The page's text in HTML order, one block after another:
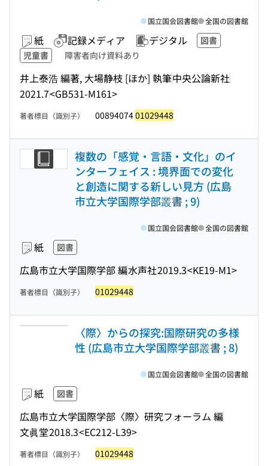
紙 記録メディア デジタル
図書
児童書
障害者向け資料あり
井上泰浩 編著, 大場静枝 [ほか] 執筆中央公論新社
2021.7<GB531-M161>
国立国会図書館 全国の図書館
著者標目（識別子） 0089407401029448
複数の「感覚・言語・文化」のイ
ンターフェイス : 境界面での変化
と創造に関する新しい見方 (広島
市立大学国際学部叢書 ; 9)
紙 図書
広島市立大学国際学部 編水声社2019.3<KE19-M1>
国立国会図書館 全国の図書館
著者標目（識別子） 01029448
〈際〉からの探究:国際研究の多様
性 (広島市立大学国際学部叢書 ; 8)
紙 図書
広島市立大学国際学部〈際〉研究フォーラム 編
文眞堂2018.3<EC212-L39>
国立国会図書館 全国の図書館
著者標目（識別子） 01029448